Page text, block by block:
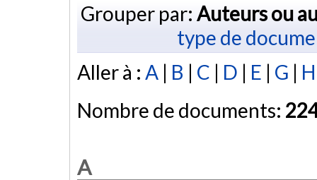
Grouper par: Auteurs ou
type de
Aller à : A | B | C | D | E | G | H
Nombre de documents:
A